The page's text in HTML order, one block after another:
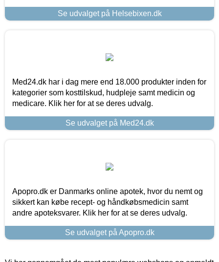
Se udvalget på Helsebixen.dk
Med24.dk har i dag mere end 18.000 produkter inden for
kategorier som kosttilskud, hudpleje samt medicin og
medicare. Klik her for at se deres udvalg.
Se udvalget på Med24.dk
Apopro.dk er Danmarks online apotek, hvor du nemt og
sikkert kan købe recept- og håndkøbsmedicin samt
andre apoteksvarer. Klik her for at se deres udvalg.
Se udvalget på Apopro.dk